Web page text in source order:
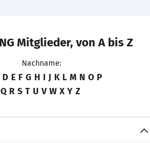
Mitglieder, von A bis Z
Nachname:
D E F G H I J K L M N O P
Q R S T U V W X Y Z